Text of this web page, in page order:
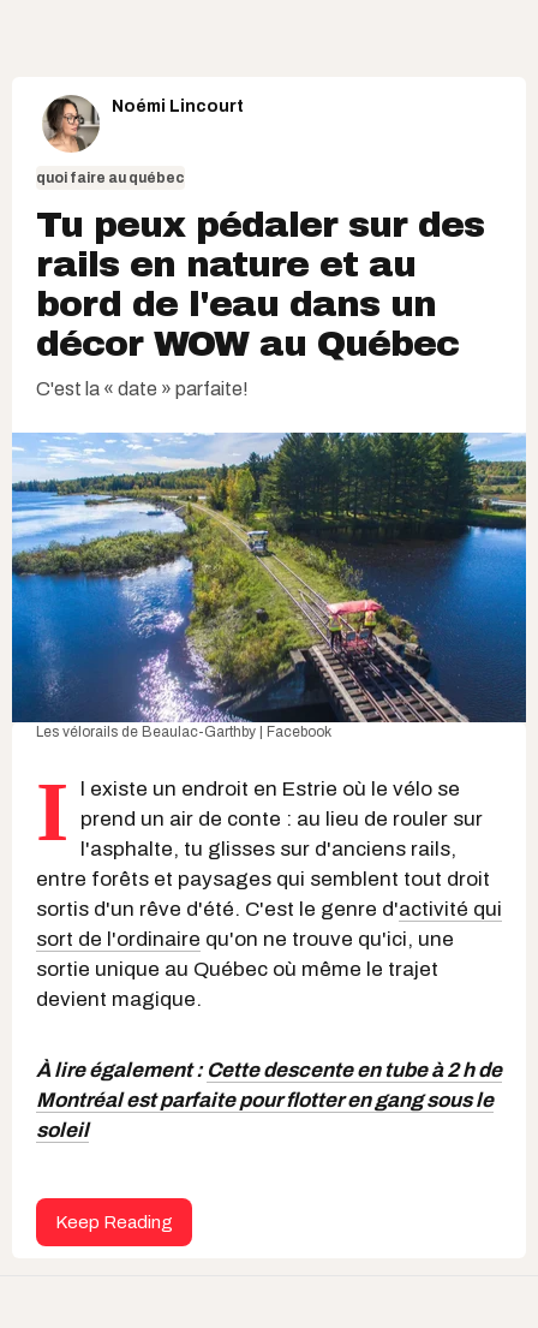
Noémi Lincourt
quoi faire au québec
Tu peux pédaler sur des
rails en nature et au
bord de l'eau dans un
décor WOW au Québec
C'est la « date » parfaite!
Les vélorails de Beaulac-Garthby | Facebook
I
l existe un endroit en Estrie où le vélo se
prend un air de conte : au lieu de rouler sur
l'asphalte, tu glisses sur d'anciens rails,
entre forêts et paysages qui semblent tout droit
sortis d'un rêve d'été. C'est le genre d'activité qui
sort de l'ordinaire qu'on ne trouve qu'ici, une
sortie unique au Québec où même le trajet
devient magique.
À lire également : Cette descente en tube à 2 h de
Montréal est parfaite pour flotter en gang sous le
soleil
Keep Reading